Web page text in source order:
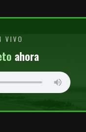
VIVO
ahora